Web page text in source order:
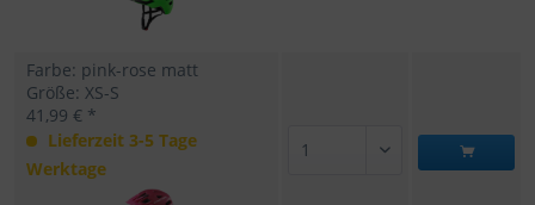
Farbe: pink-rose matt
Größe: XS-S
41,99 € *
Lieferzeit 3-5 Tage
Werktage